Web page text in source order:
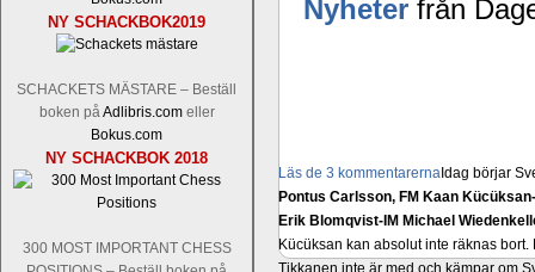
NY SCHACKBOK2019
SCHACKETS MÄSTARE – Beställ
boken påAdlibris.comeller
Bokus.com
NY SCHACKBOK 2018
300 MOST IMPORTANT CHESS
Läs de 3 kommentarerna Idag börjar
Pontus Carlsson, FM Kaan
Erik Blomqvist-IM Michael
Kücüksan kan absolut inte räknas
Tikkanen inte är med och kämpar om
Nyheter från